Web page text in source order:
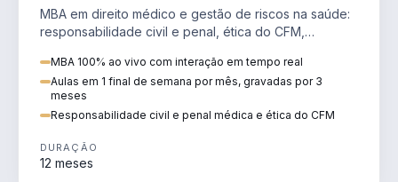
MBA em direito médico e gestão de riscos na saúde:
responsabilidade civil e penal, ética do CFM,
MBA 100% ao vivo com interação em tempo real
Aulas em 1 final de semana por mês, gravadas por 3
meses
Responsabilidade civil e penal médica e ética do CFM
DURAÇÃO
12 meses